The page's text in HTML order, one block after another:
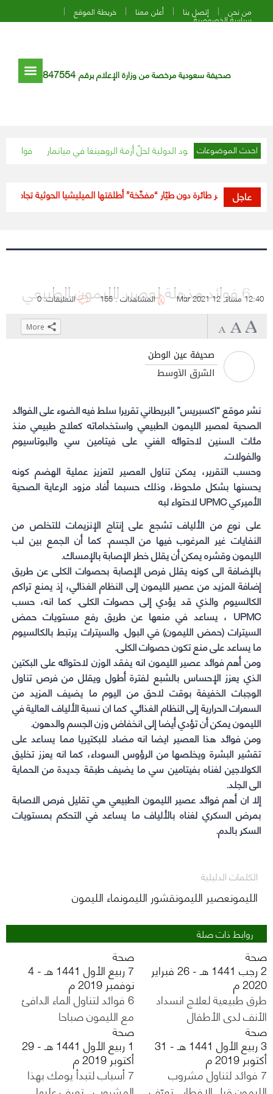
من نحن إتصل بنا أعلن معنا خريطة الموقع
سياسة الخصوصية
صحيفة سعودية مرخصة من وزارة الإعلام برقم 847554
احدث الموضوعات 6 فوائد تدعو لتكثيف الجهود الدولية لحلّ أزمة الروهينغا في ميانمار
عاجل
وتدمير طائرة دون طيّار “مفخّخة” أطلقتها الميليشيا الحوثية تجاه
6 فوائد مذهلة لعصير الليمون الطبيعي
12:40 مساءً, 12 Mar 2021 المشاهدات : 155 التعليقات: 0
صحيفة عين الوطن
الشرق الأوسط
نشر موقع “اكسبريس” البريطاني تقريرا سلط فيه الضوء على الفوائد
الصحية لعصيرالليمون الطبيعي واستخداماته كعلاج طبيعي منذ
مئات السنين لاحتوائه الغني على فيتامين سي والبوتاسيوم
والفولات.
وحسب التقرير، يمكن تناولالعصير لتعزيز عملية الهضم كونه
يحسنها بشكل ملحوظ، وذلك حسبما أفاد مزود الرعاية الصحية
الأميركي UPMC لاحتواء لبه
على نوع من الألياف تشجع على إنتاج الإنزيمات للتخلص من
النفايات غير المرغوب فيها من الجسم. كما أن الجمع بين لب
الليمون وقشره يمكن أن يقلل خطر الإصابة بالإمساك.
بالإضافة الى كونه يقلل فرص الإصابة بحصوات الكلى عن طريق
إضافة المزيد من عصير الليمون إلى النظام الغذائي، إذ يمنع تراكم
الكالسيوم والذي قد يؤدي إلى حصوات الكلى. كما انه، حسب
UPMC ، يساعد في منعها عن طريق رفع مستويات حمض
السيترات (حمض الليمون) في البول. والسيترات يرتبط بالكالسيوم
ما يساعد على منع تكون حصوات الكلى.
ومن أهم فوائد عصير الليمون انه يفقد الوزن لاحتوائه على البكتين
الذي يعزز الإحساس بالشبع لفترة أطول ويقلل من فرص تناول
الوجبات الخفيفة بوقت لاحق من اليوم ما يضيف المزيد من
السعرات الحرارية إلى النظام الغذائي. كما ان نسبة الألياف العالية في
الليمون يمكن أن تؤدي أيضا إلى انخفاض وزن الجسم والدهون.
ومن فوائد هذا العصير ايضا انه مضاد للبكتيريا مما يساعد على
تقشير البشرة ويخلصها من الرؤوس السوداء، كما انه يعزز تخليق
الكولاجين لغناه بفيتامين سي ما يضيف طبقة جديدة من الحماية
الى الجلد.
إلا ان أهم فوائد عصير الليمون الطبيعي هي تقليل فرص الاصابة
بمرض السكري لغناه بالألياف ما يساعد في التحكم بمستويات
السكر بالدم.
(Opens
in
new
(Opens
in
new
(Opens
in
new
Click
(Opens
in
new
More
الكلمات الدليلية
الليمونعصير الليمونقشور الليمونماء الليمون
روابط ذات صلة
صحة
2 رجب 1441 هـ - 26 فبراير
2020 م
طرق طبيعية لعلاج انسداد
الأنف لدى الأطفال
صحة
7 ربيع الأول 1441 هـ - 4
نوفمبر 2019 م
6 فوائد لتناول الماء الدافئ
مع الليمون صباحا
صحة
3 ربيع الأول 1441 هـ - 31
أكتوبر 2019 م
7 فوائد لتناول مشروب
صحة
1 ربيع الأول 1441 هـ - 29
أكتوبر 2019 م
7 أسباب لتبدأ يومك بهذا